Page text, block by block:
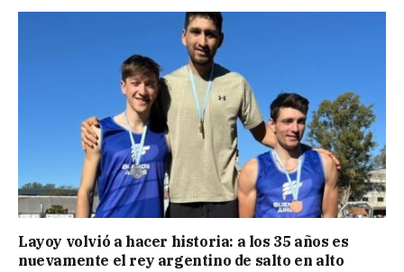
Layoy volvió a hacer historia: a los 35 años es
nuevamente el rey argentino de salto en alto